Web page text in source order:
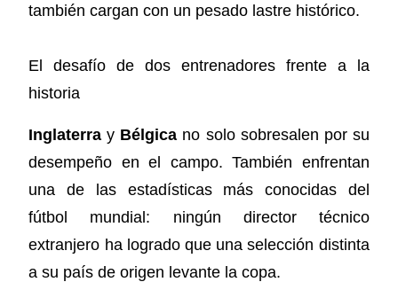
también cargan con un pesado lastre histórico.
El desafío de dos entrenadores frente a la
historia
Inglaterra y Bélgica no solo sobresalen por su
desempeño en el campo. También enfrentan
una de las estadísticas más conocidas del
fútbol mundial: ningún director técnico
extranjero ha logrado que una selección distinta
a su país de origen levante la copa.